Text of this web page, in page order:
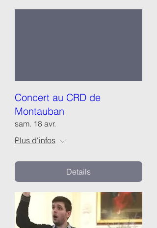
Concert au CRD de
Montauban
sam. 18 avr.
Plus d'infos
Details